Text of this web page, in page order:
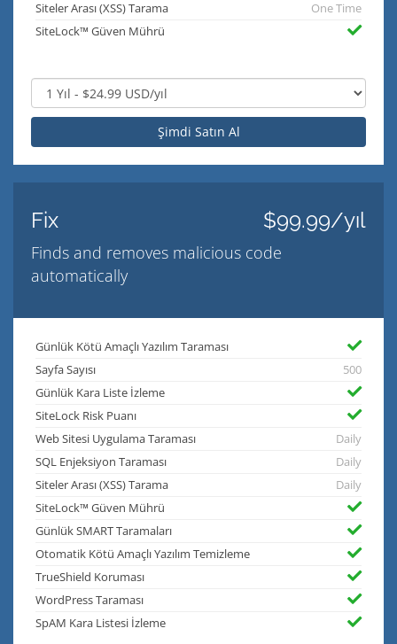
Siteler Arası (XSS) Tarama
One Time
SiteLock™ Güven Mührü
Şimdi Satın Al
Fix $99.99/yıl
Finds and removes malicious code
automatically
Günlük Kötü Amaçlı Yazılım Taraması
Sayfa Sayısı
500
Günlük Kara Liste İzleme
SiteLock Risk Puanı
Web Sitesi Uygulama Taraması
Daily
SQL Enjeksiyon Taraması
Daily
Siteler Arası (XSS) Tarama
Daily
SiteLock™ Güven Mührü
Günlük SMART Taramaları
Otomatik Kötü Amaçlı Yazılım Temizleme
TrueShield Koruması
WordPress Taraması
SpAM Kara Listesi İzleme